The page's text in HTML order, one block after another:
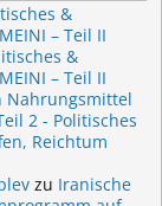
&
– Teil II
&
– Teil II
Nahrungsmittel
2 - Politisches
Reichtum
zu Iranische